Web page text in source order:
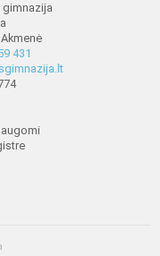
gimnazija
431